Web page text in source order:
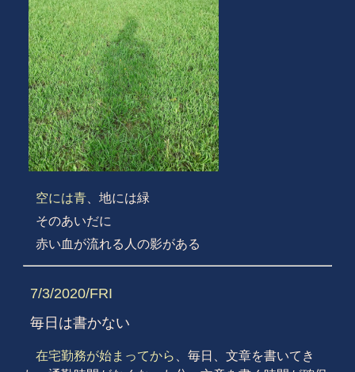
空には青、地には緑
そのあいだに
赤い血が流れる人の影がある
7/3/2020/FRI
毎日は書かない
在宅勤務が始まってから
、毎日、文章を書いてき